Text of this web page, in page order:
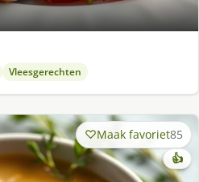
Vleesgerechten
Maak favoriet85
👍